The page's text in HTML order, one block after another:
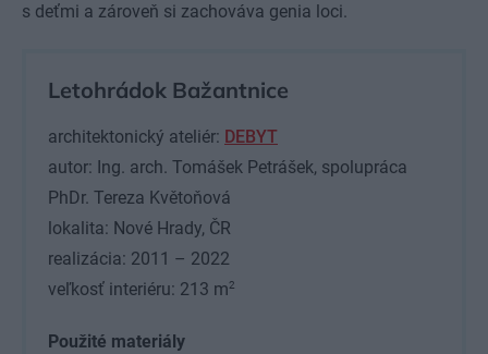
s deťmi a zároveň si zachováva genia loci.
Letohrádok Bažantnice
architektonický ateliér: DEBYT
autor: Ing. arch. Tomášek Petrášek, spolupráca
PhDr. Tereza Květoňová
lokalita: Nové Hrady, ČR
realizácia: 2011 – 2022
veľkosť interiéru: 213 m2
Použité materiály